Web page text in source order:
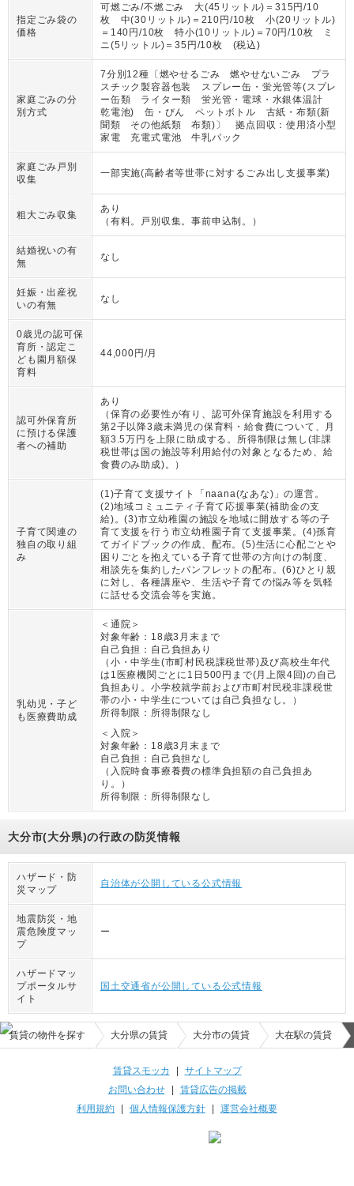
指定ごみ袋の
価格
可燃ごみ/不燃ごみ 大(45リットル)＝315円/10
枚 中(30リットル)＝210円/10枚 小(20リットル)
＝140円/10枚 特小(10リットル)＝70円/10枚 ミ
ニ(5リットル)＝35円/10枚 (税込)
家庭ごみの分
別方式
7分別12種〔燃やせるごみ 燃やせないごみ プラ
スチック製容器包装 スプレー缶・蛍光管等(スプレ
ー缶類 ライター類 蛍光管・電球・水銀体温計
乾電池) 缶・びん ペットボトル 古紙・布類(新
聞類 その他紙類 布類)〕 拠点回収：使用済小型
家電 充電式電池 牛乳パック
家庭ごみ戸別
収集
一部実施(高齢者等世帯に対するごみ出し支援事業)
粗大ごみ収集
あり
（ 有料。戸別収集。事前申込制。 ）
結婚祝いの有
無
なし
妊娠・出産祝
いの有無
なし
0歳児の認可保
育所・認定こ
ども園月額保
育料
44,000円/月
認可外保育所
に預ける保護
者への補助
あり
（ 保育の必要性が有り、認可外保育施設を利用する
第2子以降3歳未満児の保育料・給食費について、月
額3.5万円を上限に助成する。所得制限は無し(非課
税世帯は国の施設等利用給付の対象となるため、給
食費のみ助成)。
）
子育て関連の
独自の取り組
み
(1)子育て支援サイト「naana(なあな)」の運営。
(2)地域コミュニティ子育て応援事業(補助金の支
給)。(3)市立幼稚園の施設を地域に開放する等の子
育て支援を行う市立幼稚園子育て支援事業。(4)孫育
てガイドブックの作成、配布。(5)生活に心配ごとや
困りごとを抱えている子育て世帯の方向けの制度、
相談先を集約したパンフレットの配布。(6)ひとり親
に対し、各種講座や、生活や子育ての悩み等を気軽
に話せる交流会等を実施。
乳幼児・子ど
も医療費助成
＜通院＞
対象年齢： 18歳3月末まで
自己負担： 自己負担あり
（ 小・中学生(市町村民税課税世帯)及び高校生年代
は1医療機関ごとに1日500円まで(月上限4回)の自己
負担あり。小学校就学前および市町村民税非課税世
帯の小・中学生については自己負担なし。
）
所得制限： 所得制限なし
＜入院＞
対象年齢： 18歳3月末まで
自己負担： 自己負担なし
（ 入院時食事療養費の標準負担額の自己負担あ
り。
）
所得制限： 所得制限なし
大分市(大分県)の行政の防災情報
ハザード・防
災マップ
自治体が公開している公式情報
地震防災・地
震危険度マッ
プ
ー
ハザードマッ
プポータルサ
イト
国土交通省が公開している公式情報
賃貸の物件を探す 大分県の賃貸 大分市の賃貸 大在駅の賃貸
賃貸スモッカ | サイトマップ
お問い合わせ| 賃貸広告の掲載
利用規約 | 個人情報保護方針 | 運営会社概要